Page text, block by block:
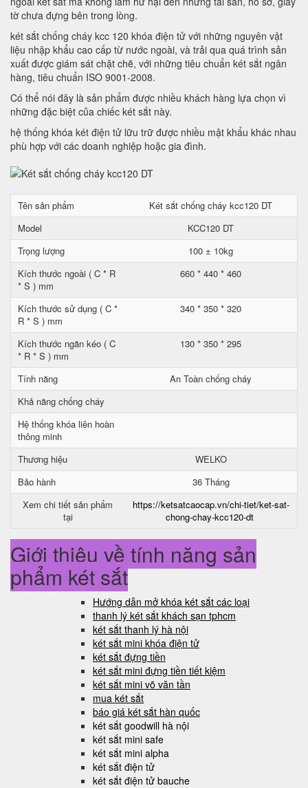
tờ chưa đựng bên trong lòng.
két sắt chống cháy kcc 120 khóa điện tử với những nguyên vật
liệu nhập khẩu cao cấp từ nước ngoài, và trải qua quá trình sản
xuất được giám sát chặt chẽ, với những tiêu chuẩn két sắt ngân
hàng, tiêu chuẩn ISO 9001-2008.
Có thể nói đây là sản phẩm được nhiều khách hàng lựa chọn vì
những đặc biệt của chiếc két sắt này.
hệ thống khóa két điện tử lữu trữ được nhiều mật khẩu khác nhau
phù hợp với các doanh nghiệp hoặc gia đình.
Tên sản phẩm
Két sắt chống cháy kcc120 DT
Model
KCC120 DT
Trọng lượng
100 ± 10kg
Kích thước ngoài ( C * R
* S ) mm
660 * 440 * 460
Kích thước sử dụng ( C *
R * S ) mm
340 * 350 * 320
Kích thước ngăn kéo ( C
* R * S ) mm
130 * 350 * 295
Tính năng
An Toàn chống cháy
Khả năng chống cháy
Hệ thống khóa liên hoàn
thông minh
Thương hiệu
WELKO
Bảo hành
36 Tháng
Xem chi tiết sản phẩm
tại
https://ketsatcaocap.vn/chi-tiet/ket-sat-
chong-chay-kcc120-dt
Giới thiệu về tính năng sản
phẩm két sắt
Hướng dẫn mở khóa két sắt các loại
thanh lý két sắt khách sạn tphcm
két sắt thanh lý hà nội
két sắt mini khóa điện tử
két sắt đựng tiền
két sắt mini đựng tiền tiết kiệm
két sắt mini võ văn tần
mua két sắt
báo giá két sắt hàn quốc
két sắt goodwill hà nội
két sắt mini safe
két sắt mini alpha
két sắt điện tử
két sắt điện tử bauche